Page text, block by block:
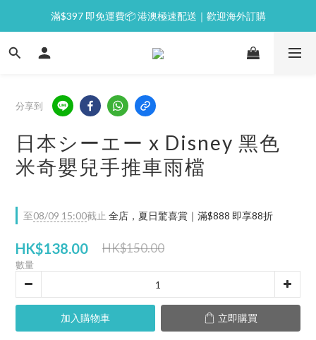
⭐逢星期一malluxe day｜7%購物金回贈
滿$397 即免運費📦 港澳極速配送｜歡迎海外訂購
💙新會員｜首單即減 $50💰
分享到
日本シーエー x Disney 黑色
米奇嬰兒手推車雨檔
至08/09 15:00截止 全店，夏日驚喜賞｜滿$888 即享88折
HK$138.00 HK$150.00
數量
加入購物車 立即購買